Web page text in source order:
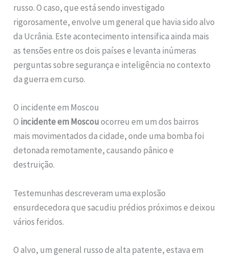
russo. O caso, que está sendo investigado
rigorosamente, envolve um general que havia sido alvo
da Ucrânia. Este acontecimento intensifica ainda mais
as tensões entre os dois países e levanta inúmeras
perguntas sobre segurança e inteligência no contexto
da guerra em curso.
O incidente em Moscou
O incidente em Moscouocorreu em um dos bairros
mais movimentados da cidade, onde uma bomba foi
detonada remotamente, causando pânico e
destruição.
Testemunhas descreveram uma explosão
ensurdecedora que sacudiu prédios próximos e deixou
vários feridos.
O alvo, um general russo de alta patente, estava em